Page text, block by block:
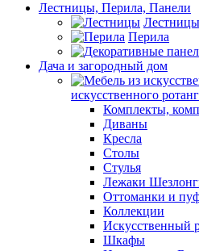
Лестницы, Перила, Панели
Лестницы
Перила
Дача и загородный дом
искусственного
Комплекты,
Диваны
Кресла
Столы
Стулья
Лежаки
Оттоманки и
Коллекции
Искусственный
Шкафы